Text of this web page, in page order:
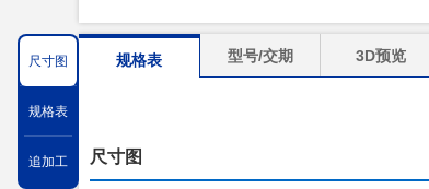
规格表 型号/交期 3D预览
尺寸图
尺寸图
规格表
追加工